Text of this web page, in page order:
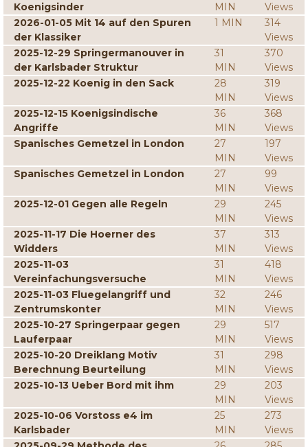
Koenigsinder
MIN
Views
2026-01-05 Mit 14 auf den Spuren
der Klassiker
1 MIN
314
Views
2025-12-29 Springermanouver in
der Karlsbader Struktur
31
MIN
370
Views
2025-12-22 Koenig in den Sack
28
MIN
319
Views
2025-12-15 Koenigsindische
Angriffe
36
MIN
368
Views
Spanisches Gemetzel in London
27
MIN
197
Views
Spanisches Gemetzel in London
27
MIN
99
Views
2025-12-01 Gegen alle Regeln
29
MIN
245
Views
2025-11-17 Die Hoerner des
Widders
37
MIN
313
Views
2025-11-03
Vereinfachungsversuche
31
MIN
418
Views
2025-11-03 Fluegelangriff und
Zentrumskonter
32
MIN
246
Views
2025-10-27 Springerpaar gegen
Lauferpaar
29
MIN
517
Views
2025-10-20 Dreiklang Motiv
Berechnung Beurteilung
31
MIN
298
Views
2025-10-13 Ueber Bord mit ihm
29
MIN
203
Views
2025-10-06 Vorstoss e4 im
Karlsbader
25
MIN
273
Views